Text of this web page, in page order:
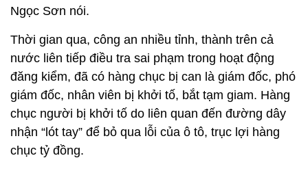
Ngọc Sơn nói.
Thời gian qua, công an nhiều tỉnh, thành trên cả
nước liên tiếp điều tra sai phạm trong hoạt động
đăng kiểm, đã có hàng chục bị can là giám đốc, phó
giám đốc, nhân viên bị khởi tố, bắt tạm giam. Hàng
chục người bị khởi tố do liên quan đến đường dây
nhận “lót tay” để bỏ qua lỗi của ô tô, trục lợi hàng
chục tỷ đồng.